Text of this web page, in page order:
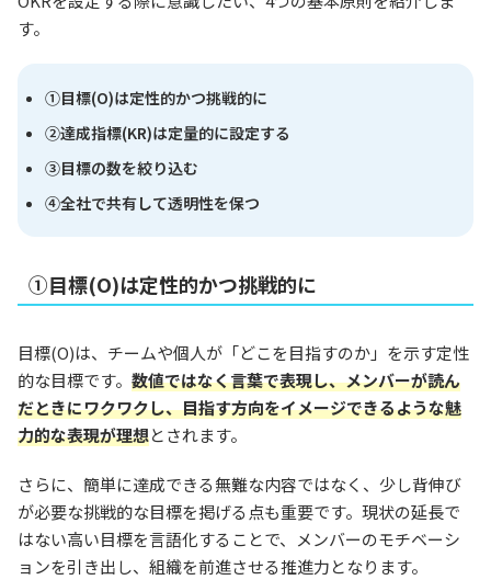
す。
①目標(O)は定性的かつ挑戦的に
②達成指標(KR)は定量的に設定する
③目標の数を絞り込む
④全社で共有して透明性を保つ
①目標(O)は定性的かつ挑戦的に
目標(O)は、チームや個人が「どこを目指すのか」を示す定性
的な目標です。 数値ではなく言葉で表現し、メンバーが読ん
だときにワクワクし、目指す方向をイメージできるような魅
力的な表現が理想とされます。
さらに、簡単に達成できる無難な内容ではなく、少し背伸び
が必要な挑戦的な目標を掲げる点も重要です。現状の延長で
はない高い目標を言語化することで、メンバーのモチベーシ
ョンを引き出し、組織を前進させる推進力となります。